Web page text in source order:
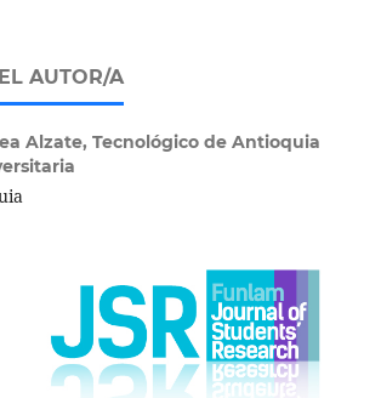
AUTOR/A
Alzate, Tecnológico de Antioquia